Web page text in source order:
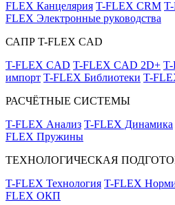
FLEX Канцелярия T-FLEX CRM
FLEX Электронные руководства
САПР T-FLEX CAD
T-FLEX CAD T-FLEX CAD 2D+
импорт T-FLEX Библиотеки T-
РАСЧЁТНЫЕ СИСТЕМЫ
T-FLEX Анализ T-FLEX Динамика
FLEX Пружины
ТЕХНОЛОГИЧЕСКАЯ
T-FLEX Технология T-FLEX
FLEX ОКП